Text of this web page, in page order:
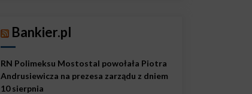
Bankier.pl
RN Polimeksu Mostostal powołała Piotra
Andrusiewicza na prezesa zarządu z dniem
10 sierpnia